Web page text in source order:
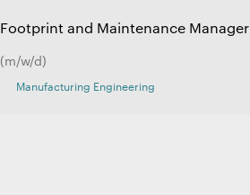
Footprint and Maintenance Manager
(m/w/d)
Manufacturing Engineering